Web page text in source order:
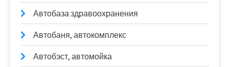
Автобаза здравоохранения
Автобаня, автокомплекс
Автобэст, автомойка